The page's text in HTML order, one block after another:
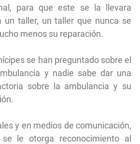
para que este se la llevara
un taller, un taller que nunca se
menos su reparación.
se han preguntado sobre el
y nadie sabe dar una
sobre la ambulancia y su
y en medios de comunicación,
le otorga reconocimiento al